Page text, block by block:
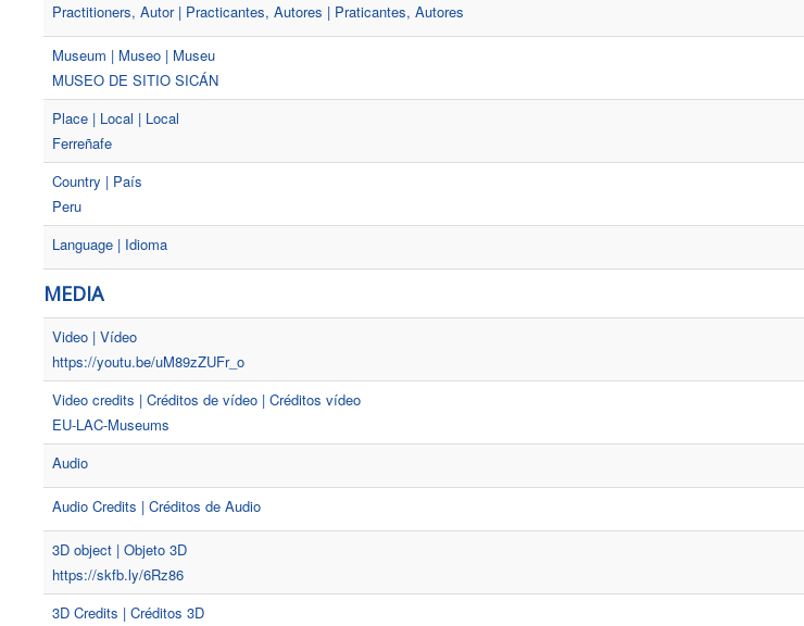
Practitioners, Autor | Practicantes, Autores | Praticantes, Autores
Museum | Museo | Museu
MUSEO DE SITIO SICÁN
Place | Local | Local
Ferreñafe
Country | País
Peru
Language | Idioma
MEDIA
Video | Vídeo
https://youtu.be/uM89zZUFr_o
Video credits | Créditos de vídeo | Créditos vídeo
EU-LAC-Museums
Audio
Audio Credits | Créditos de Audio
3D object | Objeto 3D
https://skfb.ly/6Rz86
3D Credits | Créditos 3D